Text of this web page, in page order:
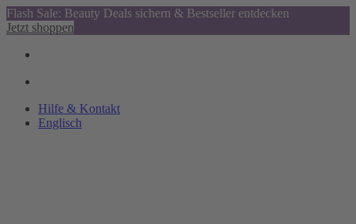
Flash Sale: Beauty Deals sichern & Bestseller entdecken
Jetzt shoppen
Hilfe & Kontakt
Englisch